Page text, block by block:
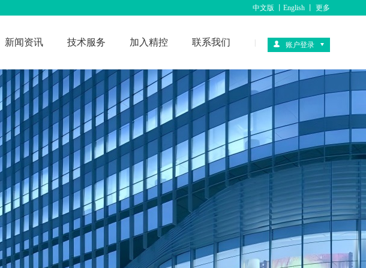
中文版 English 更多
账户登录
新闻资讯 技术服务 加入精控 联系我们